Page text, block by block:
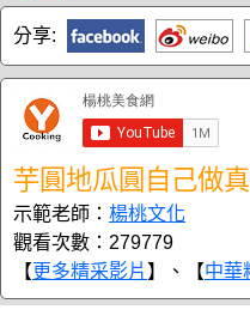
分享:
芋圓地瓜圓自己做
示範老師： 楊桃文化
觀看次數：279779
【更多精采影片 】、【中華